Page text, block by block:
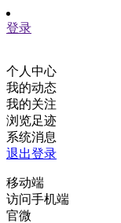
登录
个人中心
我的动态
我的关注
浏览足迹
系统消息
退出登录
移动端
访问手机端
官微